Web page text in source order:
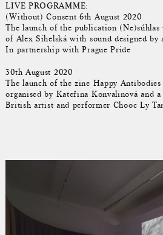
LIVE PROGRAMME:
(Without) Consent 6th August 2020
The launch of the publication
of Alex Sihelská with sound designed by
In partnership with Prague Pride
30th August 2020
The launch of the zine Happy
organised by Kateřina Konvalinová and
British artist and performer Chooc Ly